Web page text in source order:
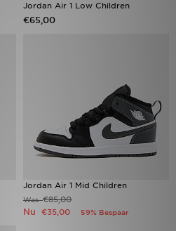
Jordan Air 1 Low Children
€65,00
Jordan Air 1 Mid Children
Was€85,00
Nu €35,00 59% Bespaar